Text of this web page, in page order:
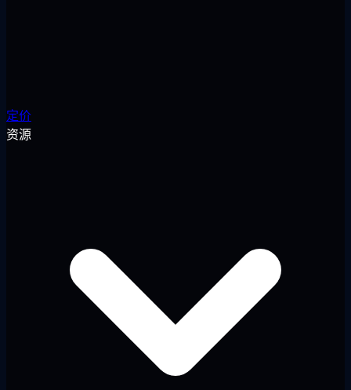
定价
资源